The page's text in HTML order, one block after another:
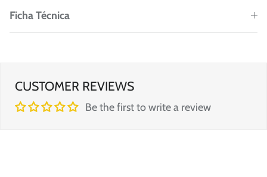
Ficha Técnica
CUSTOMER REVIEWS
Be the first to write a review